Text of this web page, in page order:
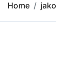
Home jako